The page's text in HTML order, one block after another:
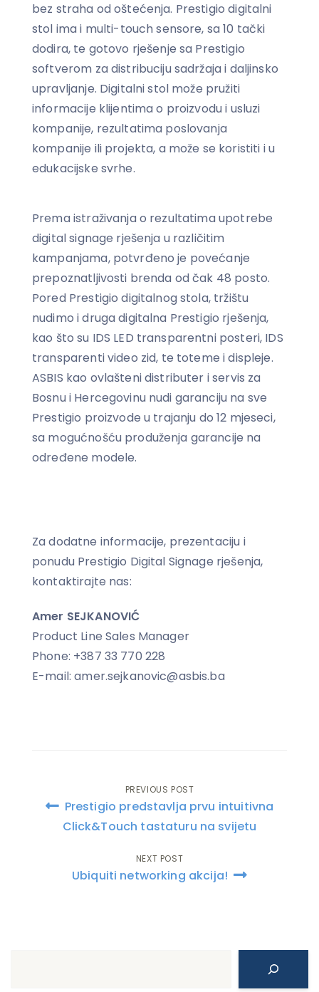
bez straha od oštećenja. Prestigio digitalni
stol ima i multi-touch sensore, sa 10 tački
dodira, te gotovo rješenje sa Prestigio
softverom za distribuciju sadržaja i daljinsko
upravljanje. Digitalni stol može pružiti
informacije klijentima o proizvodu i usluzi
kompanije, rezultatima poslovanja
kompanije ili projekta, a može se koristiti i u
edukacijske svrhe.
Prema istraživanja o rezultatima upotrebe
digital signage rješenja u različitim
kampanjama, potvrđeno je povećanje
prepoznatljivosti brenda od čak 48 posto.
Pored Prestigio digitalnog stola, tržištu
nudimo i druga digitalna Prestigio rješenja,
kao što su IDS LED transparentni posteri, IDS
transparenti video zid, te toteme i displeje.
ASBIS kao ovlašteni distributer i servis za
Bosnu i Hercegovinu nudi garanciju na sve
Prestigio proizvode u trajanju do 12 mjeseci,
sa mogućnošću produženja garancije na
određene modele.
Za dodatne informacije, prezentaciju i
ponudu Prestigio Digital Signage rješenja,
kontaktirajte nas:
Amer SEJKANOVIĆ
Product Line Sales Manager
Phone: +387 33 770 228
E-mail: amer.sejkanovic@asbis.ba
Post
navigation
PREVIOUS POST
Prestigio predstavlja prvu intuitivna
Click&Touch tastaturu na svijetu
NEXT POST
Ubiquiti networking akcija!